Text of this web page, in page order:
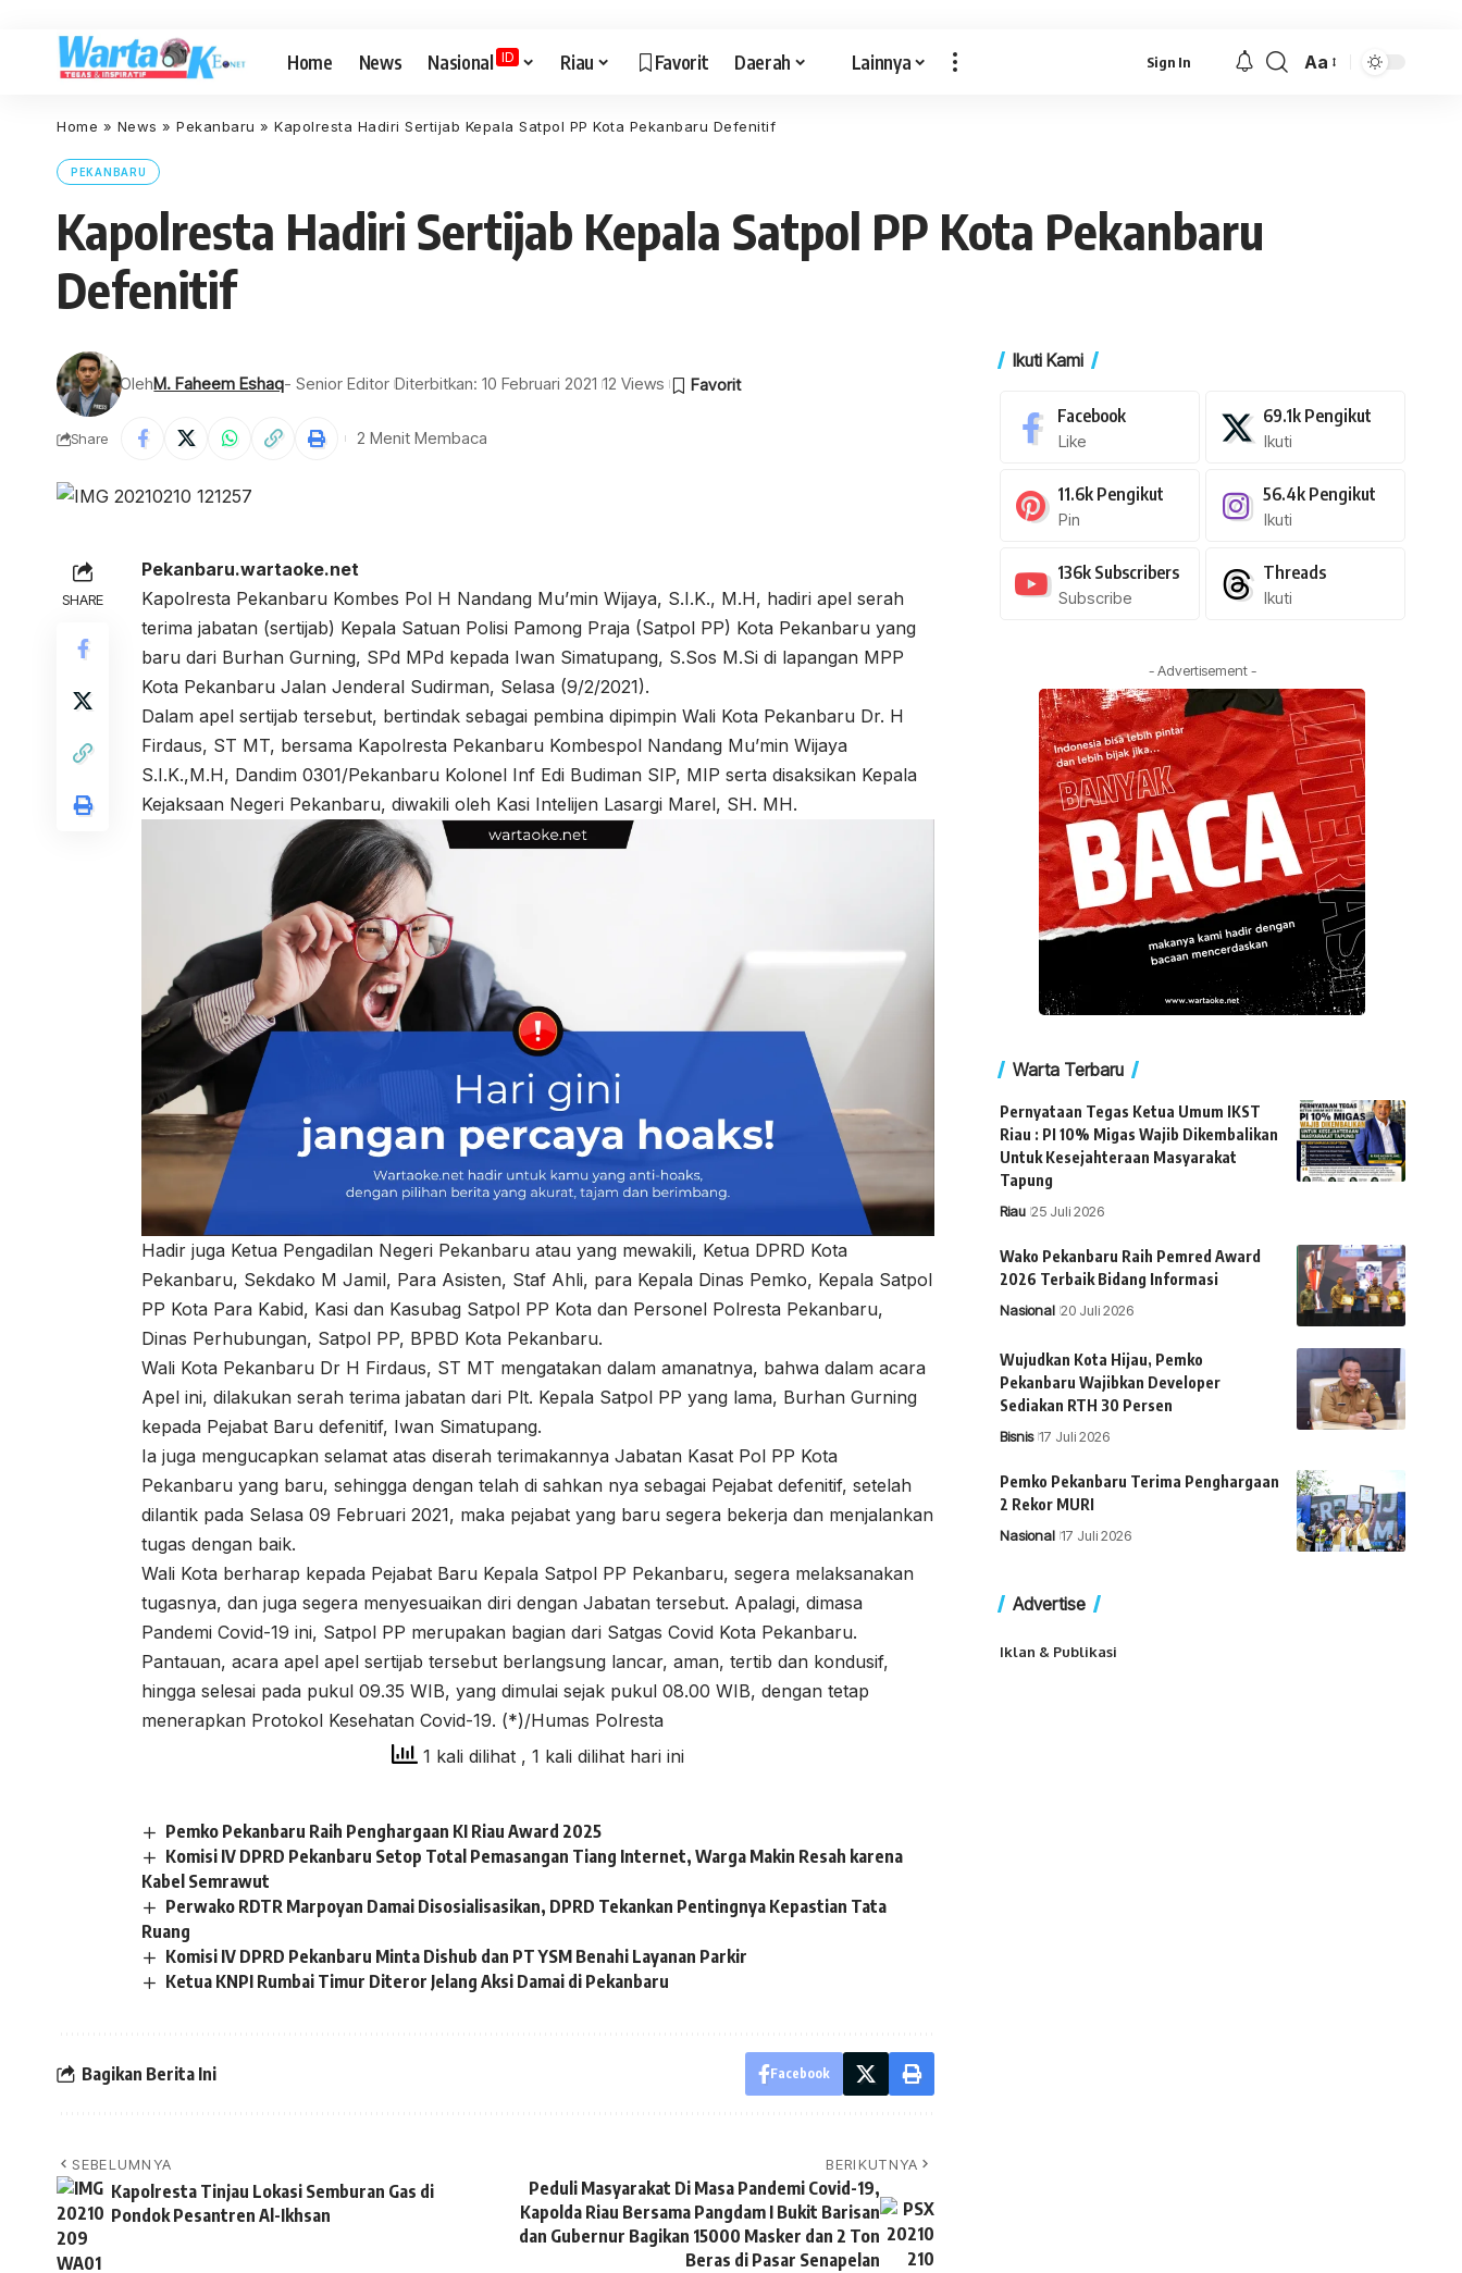
Home News Nasional ID Riau Favorit Daerah Lainnya Sign In
Font
Aa
Home » News » Pekanbaru » Kapolresta Hadiri Sertijab Kepala Satpol PP Kota Pekanbaru Defenitif
PEKANBARU
Kapolresta Hadiri Sertijab Kepala Satpol PP Kota Pekanbaru
Defenitif
OlehM. Faheem Eshaq- Senior Editor Diterbitkan: 10 Februari 2021 12 Views
Share 2 Menit Membaca
SHARE
Pekanbaru.wartaoke.net
Kapolresta Pekanbaru Kombes Pol H Nandang Mu’min Wijaya, S.I.K., M.H, hadiri apel serah
terima jabatan (sertijab) Kepala Satuan Polisi Pamong Praja (Satpol PP) Kota Pekanbaru yang
baru dari Burhan Gurning, SPd MPd kepada Iwan Simatupang, S.Sos M.Si di lapangan MPP
Kota Pekanbaru Jalan Jenderal Sudirman, Selasa (9/2/2021).
Dalam apel sertijab tersebut, bertindak sebagai pembina dipimpin Wali Kota Pekanbaru Dr. H
Firdaus, ST MT, bersama Kapolresta Pekanbaru Kombespol Nandang Mu’min Wijaya
S.I.K.,M.H, Dandim 0301/Pekanbaru Kolonel Inf Edi Budiman SIP, MIP serta disaksikan Kepala
Kejaksaan Negeri Pekanbaru, diwakili oleh Kasi Intelijen Lasargi Marel, SH. MH.
Hadir juga Ketua Pengadilan Negeri Pekanbaru atau yang mewakili, Ketua DPRD Kota
Pekanbaru, Sekdako M Jamil, Para Asisten, Staf Ahli, para Kepala Dinas Pemko, Kepala Satpol
PP Kota Para Kabid, Kasi dan Kasubag Satpol PP Kota dan Personel Polresta Pekanbaru,
Dinas Perhubungan, Satpol PP, BPBD Kota Pekanbaru.
Wali Kota Pekanbaru Dr H Firdaus, ST MT mengatakan dalam amanatnya, bahwa dalam acara
Apel ini, dilakukan serah terima jabatan dari Plt. Kepala Satpol PP yang lama, Burhan Gurning
kepada Pejabat Baru defenitif, Iwan Simatupang.
Ia juga mengucapkan selamat atas diserah terimakannya Jabatan Kasat Pol PP Kota
Pekanbaru yang baru, sehingga dengan telah di sahkan nya sebagai Pejabat defenitif, setelah
dilantik pada Selasa 09 Februari 2021, maka pejabat yang baru segera bekerja dan menjalankan
tugas dengan baik.
Wali Kota berharap kepada Pejabat Baru Kepala Satpol PP Pekanbaru, segera melaksanakan
tugasnya, dan juga segera menyesuaikan diri dengan Jabatan tersebut. Apalagi, dimasa
Pandemi Covid-19 ini, Satpol PP merupakan bagian dari Satgas Covid Kota Pekanbaru.
Pantauan, acara apel apel sertijab tersebut berlangsung lancar, aman, tertib dan kondusif,
hingga selesai pada pukul 09.35 WIB, yang dimulai sejak pukul 08.00 WIB, dengan tetap
menerapkan Protokol Kesehatan Covid-19. (*)/Humas Polresta
1 kali dilihat , 1 kali dilihat hari ini
Pemko Pekanbaru Raih Penghargaan KI Riau Award 2025
Komisi IV DPRD Pekanbaru Setop Total Pemasangan Tiang Internet, Warga Makin Resah karena
Kabel Semrawut
Perwako RDTR Marpoyan Damai Disosialisasikan, DPRD Tekankan Pentingnya Kepastian Tata
Ruang
Komisi IV DPRD Pekanbaru Minta Dishub dan PT YSM Benahi Layanan Parkir
Ketua KNPI Rumbai Timur Diteror Jelang Aksi Damai di Pekanbaru
Bagikan Berita Ini Facebook
SEBELUMNYA
Kapolresta Tinjau Lokasi Semburan Gas di
Pondok Pesantren Al-Ikhsan
BERIKUTNYA
Peduli Masyarakat Di Masa Pandemi Covid-19,
Kapolda Riau Bersama Pangdam I Bukit Barisan
dan Gubernur Bagikan 15000 Masker dan 2 Ton
Beras di Pasar Senapelan
Ikuti Kami
Facebook
Like
69.1k Pengikut
Ikuti
11.6k Pengikut
Pin
56.4k Pengikut
Ikuti
136k Subscribers
Subscribe
Threads
Ikuti
- Advertisement -
Warta Terbaru
Pernyataan Tegas Ketua Umum IKST
Riau : PI 10% Migas Wajib Dikembalikan
Untuk Kesejahteraan Masyarakat
Tapung
Riau 25 Juli 2026
Wako Pekanbaru Raih Pemred Award
2026 Terbaik Bidang Informasi
Nasional 20 Juli 2026
Wujudkan Kota Hijau, Pemko
Pekanbaru Wajibkan Developer
Sediakan RTH 30 Persen
Bisnis 17 Juli 2026
Pemko Pekanbaru Terima Penghargaan
2 Rekor MURI
Nasional 17 Juli 2026
Advertise
Iklan & Publikasi